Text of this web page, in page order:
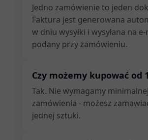
Jedno zamówienie to jeden
Faktura jest generowana
w dniu wysyłki i wysyłana na
podany przy zamówieniu.
Czy możemy kupować od
Tak. Nie wymagamy
zamówienia - możesz
jednej sztuki.